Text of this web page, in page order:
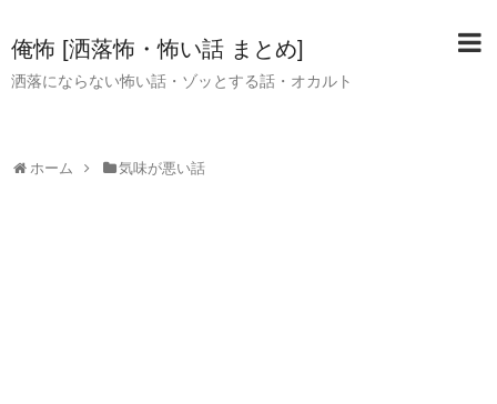
俺怖 [洒落怖・怖い話 まとめ]
洒落にならない怖い話・ゾッとする話・オカルト
ホーム 気味が悪い話